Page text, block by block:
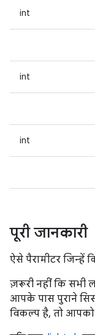
int
int
int
पूरी जानकारी
ऐसे पैरामीटर जिन्हें
ज़रूरी नहीं कि सभी
आपके पास पुराने
विकल्प है, तो आपको